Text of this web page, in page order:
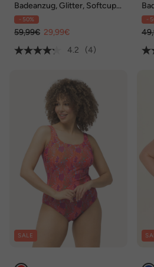
Badeanzug, Glitter, Softcups,
Bügel
- 50%
59,99€ 29,99€
4.2
(4)
-
SALE